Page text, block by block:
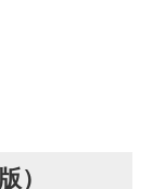
）